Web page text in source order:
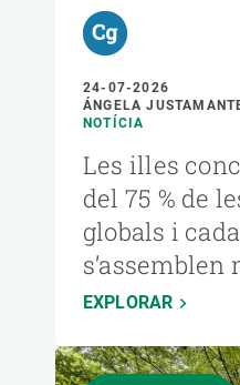
24-07-2026
ÁNGELA
NOTÍCIA
Les illes
del 75 % de
globals i
s’assemblen
EXPLORAR